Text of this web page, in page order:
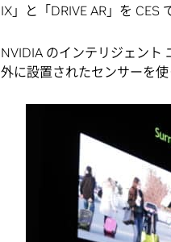
IX」と「DRIVE AR」を CES
NVIDIA のインテリジェント
外に設置されたセンサーを